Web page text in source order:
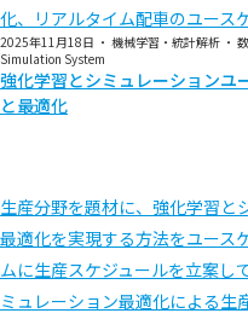
化、リアルタイム配車のユース
2025年11月18日 ・ 機械学習・統計解析 ・
Simulation System
強化学習とシミュレーションユ
と最適化
生産分野を題材に、強化学習と
最適化を実現する方法をユース
ムに生産スケジュールを立案し
ミュレーション最適化による